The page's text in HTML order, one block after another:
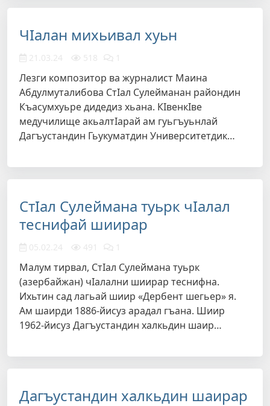
ЧIалан михьивал хуьн
21.03.24 518 1
Лезги композитор ва журналист Маина
Абдулмуталибова СтIал Сулейманан райондин
Къасумхуьре дидедиз хьана. КIвенкIве
медучилище акьалтIарай ам гуьгъуьнлай
Дагъустандин Гьукуматдин Университетдик…
СтIал Сулеймана туьрк чIалал
теснифай шиирар
05.02.24 491 1
Малум тирвал, СтIал Сулеймана туьрк
(азербайжан) чIалални шиирар теснифна.
Ихьтин сад лагьай шиир «Дербент шегьер» я.
Ам шаирди 1886-йисуз арадал гъана. Шиир
1962-йисуз Дагъустандин халкьдин шаир…
Дагъустандин халкьдин шаирар